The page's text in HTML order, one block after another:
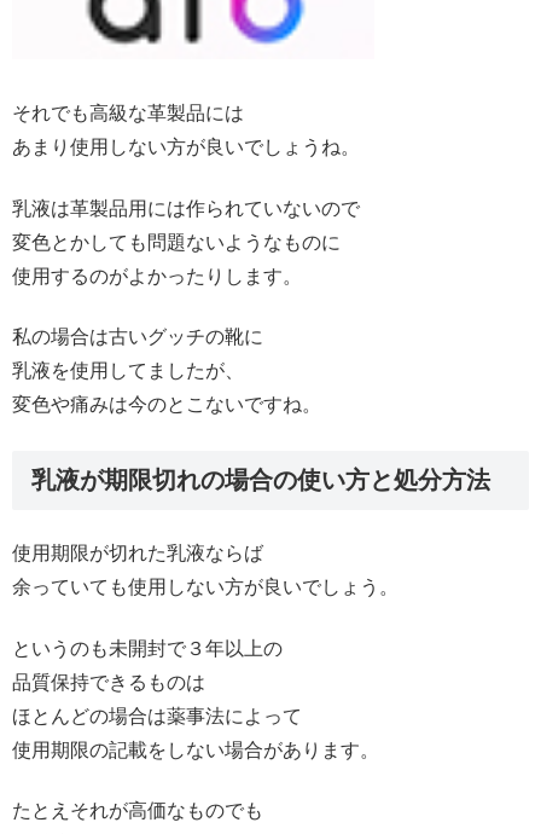
それでも高級な革製品には
あまり使用しない方が良いでしょうね。
乳液は革製品用には作られていないので
変色とかしても問題ないようなものに
使用するのがよかったりします。
私の場合は古いグッチの靴に
乳液を使用してましたが、
変色や痛みは今のとこないですね。
乳液が期限切れの場合の使い方と処分方法
使用期限が切れた乳液ならば
余っていても使用しない方が良いでしょう。
というのも未開封で３年以上の
品質保持できるものは
ほとんどの場合は薬事法によって
使用期限の記載をしない場合があります。
たとえそれが高価なものでも